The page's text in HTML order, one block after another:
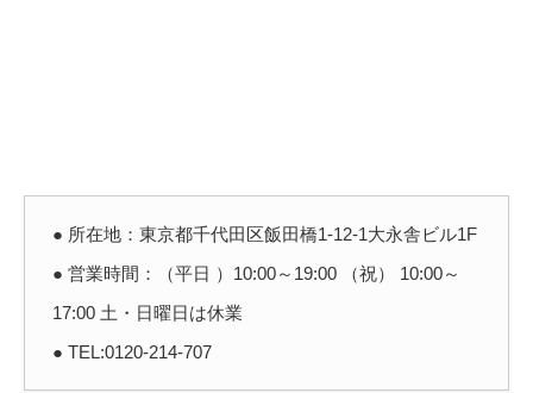
● 所在地：東京都千代田区飯田橋1-12-1大永舎ビル1F
● 営業時間：（平日 ）10:00～19:00 （祝） 10:00～
17:00 土・日曜日は休業
● TEL:0120-214-707